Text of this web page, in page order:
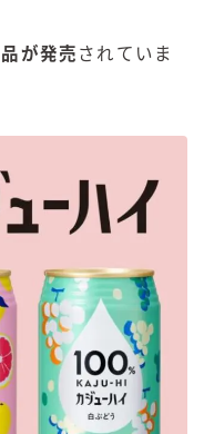
が発売 されていま